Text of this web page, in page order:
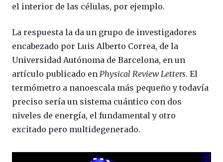
el interior de las células, por ejemplo.
La respuesta la da un grupo de investigadores
encabezado por Luis Alberto Correa, de la
Universidad Autónoma de Barcelona, en un
artículo publicado en Physical Review Letters. El
termómetro a nanoescala más pequeño y todavía
preciso sería un sistema cuántico con dos
niveles de energía, el fundamental y otro
excitado pero multidegenerado.